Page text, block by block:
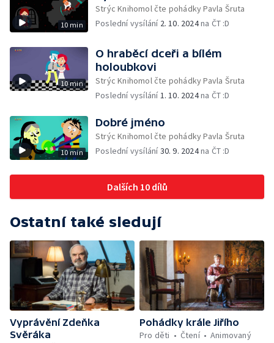
10 min
Strýc Knihomol čte pohádky Pavla Šruta
Poslední vysílání 2. 10. 2024na ČT :D
10 min
O hraběcí dceři a bílém
holoubkovi
Strýc Knihomol čte pohádky Pavla Šruta
Poslední vysílání1. 10. 2024na ČT :D
10 min
Dobré jméno
Strýc Knihomol čte pohádky Pavla Šruta
Poslední vysílání30. 9. 2024na ČT :D
Dalších 10 dílů
Ostatní také sledují
Vyprávění Zdeňka
Svěráka
Pohádky krále Jiřího
Pro děti
Čtení Animovaný